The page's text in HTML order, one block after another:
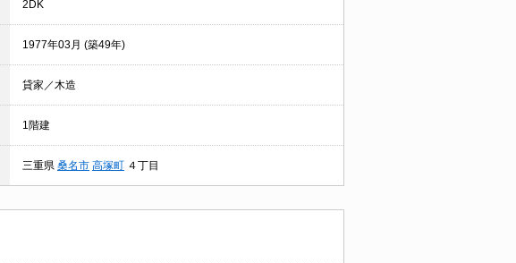
2DK
1977年03月 (築49年)
貸家／木造
1階建
三重県 桑名市 高塚町 ４丁目